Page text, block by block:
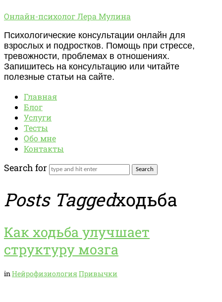
Онлайн-
Лера
Мулина
Онлайн-психолог Лера Мулина
Психологические консультации онлайн для
взрослых и подростков. Помощь при стрессе,
тревожности, проблемах в отношениях.
Запишитесь на консультацию или читайте
полезные статьи на сайте.
Главная
Блог
Услуги
Тесты
Обо мне
Контакты
Search for
Posts Taggedходьба
Как ходьба улучшает
структуру мозга
inНейрофизиологияПривычки